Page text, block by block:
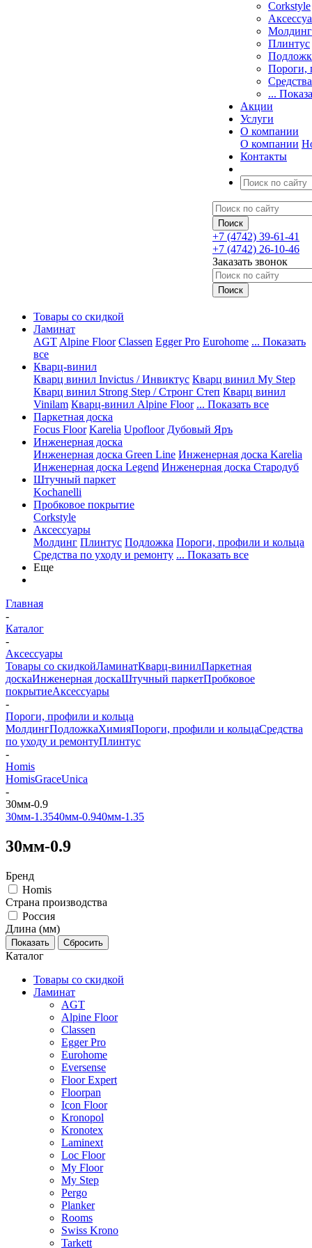
Corkstyle
Молдинг
Плинтус
Пороги,
...
Акции
Услуги
О компании
О компании
Контакты
+7 (4742) 39-61-41
+7 (4742) 26-10-46
Заказать звонок
Товары со скидкой
Ламинат
AGT Alpine Floor Classen Egger Pro Eurohome ... Показать
все
Кварц-винил
Кварц винил Invictus / Инвиктус Кварц винил My Step
Кварц винил Strong Step / Стронг Степ Кварц винил
Vinilam Кварц-винил Alpine Floor ... Показать все
Паркетная доска
Focus Floor Karelia Upofloor Дубовый Яръ
Инженерная доска
Инженерная доска Green Line Инженерная доска Karelia
Инженерная доска Legend Инженерная доска Стародуб
Штучный паркет
Kochanelli
Пробковое покрытие
Corkstyle
Аксессуары
Молдинг Плинтус Подложка Пороги, профили и кольца
Средства по уходу и ремонту ... Показать все
Еще
Главная
-
Каталог
-
Аксессуары
Товары со скидкойЛаминатКварц-винилПаркетная
доскаИнженерная доскаШтучный паркетПробковое
покрытиеАксессуары
-
Пороги, профили и кольца
МолдингПодложкаХимияПороги, профили и кольцаСредства
по уходу и ремонтуПлинтус
-
Homis
HomisGraceUnica
-
30мм-0.9
30мм-1.3540мм-0.940мм-1.35
30мм-0.9
Бренд
Homis
Страна производства
Россия
Длина (мм)
Каталог
Товары со скидкой
Ламинат
AGT
Alpine Floor
Classen
Egger Pro
Eurohome
Eversense
Floor Expert
Floorpan
Icon Floor
Kronopol
Kronotex
Laminext
Loc Floor
My Floor
My Step
Pergo
Planker
Rooms
Swiss Krono
Tarkett